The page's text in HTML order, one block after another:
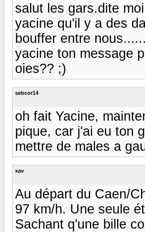
salut les gars.dite
yacine qu'il y a des
bouffer entre
yacine ton message
oies?? ;)
sebcor14
oh fait Yacine,
pique, car j'ai eu ton
mettre de males a
xav
Au départ du Caen/
97 km/h. Une seule
Sachant q'une bille